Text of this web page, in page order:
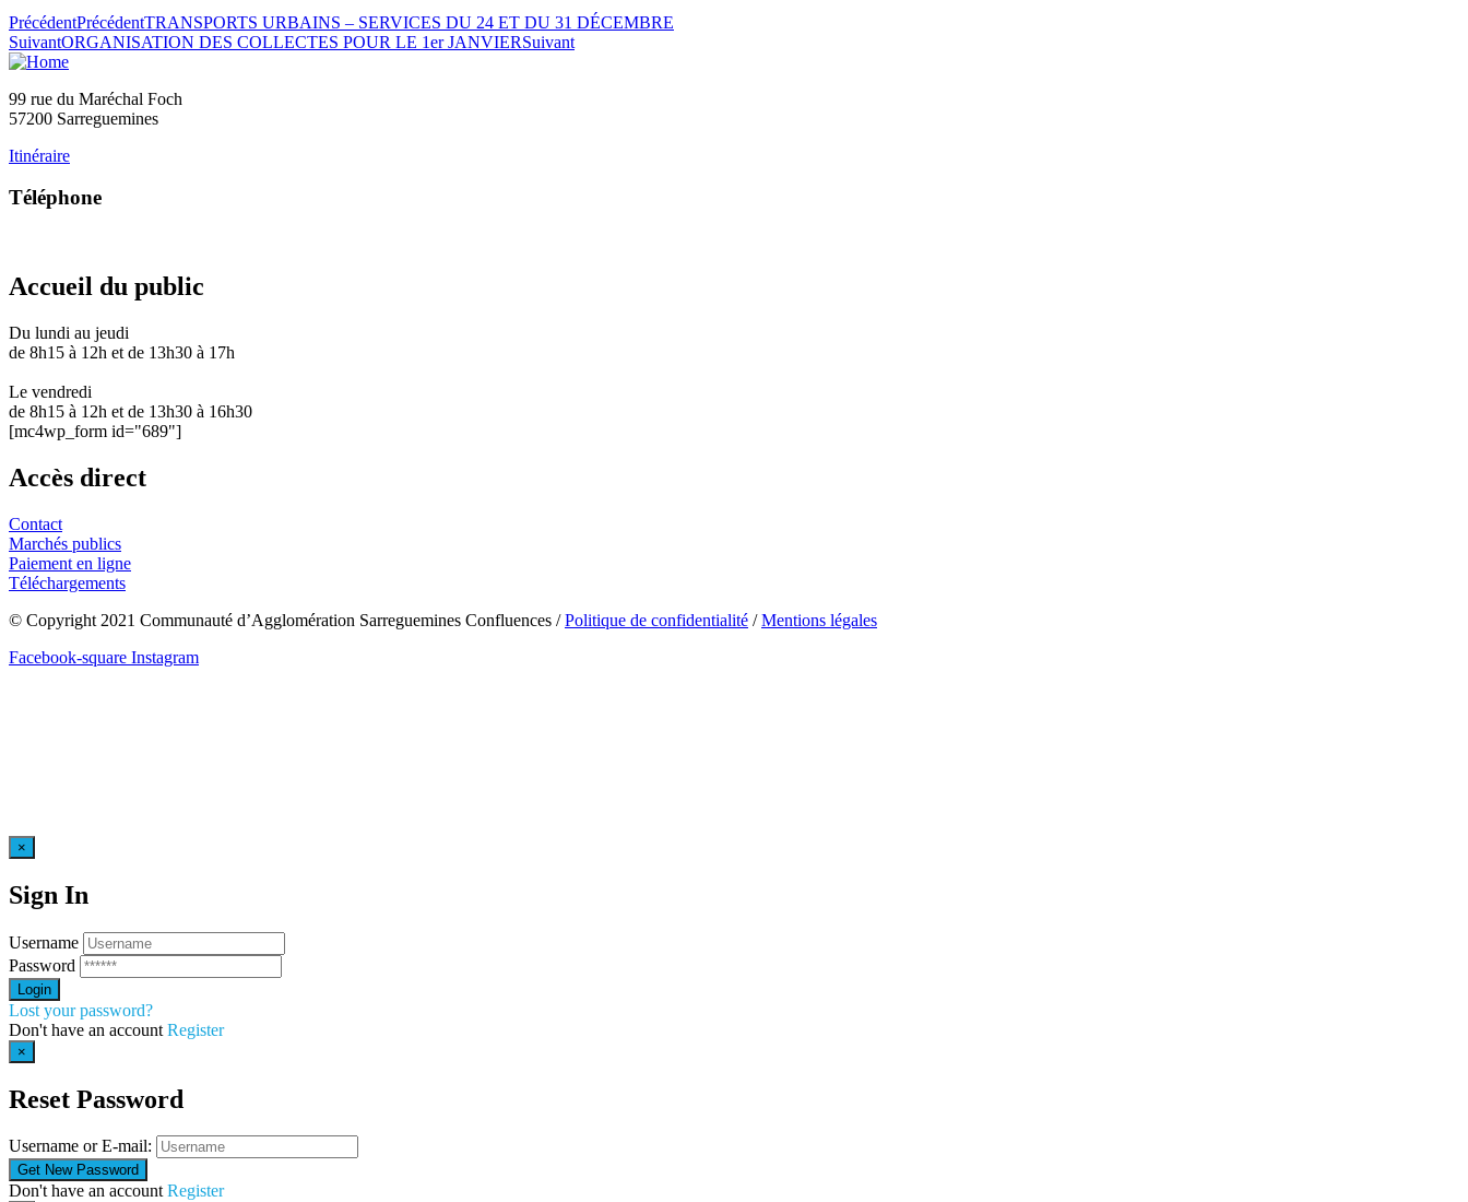
PrécédentPrécédentTRANSPORTS URBAINS – SERVICES DU 24 ET DU 31 DÉCEMBRE
SuivantORGANISATION DES COLLECTES POUR LE 1er JANVIERSuivant
99 rue du Maréchal Foch
57200 Sarreguemines
Itinéraire
Téléphone
Accueil du public
Du lundi au jeudi
de 8h15 à 12h et de 13h30 à 17h
Le vendredi
de 8h15 à 12h et de 13h30 à 16h30
[mc4wp_form id="689"]
Accès direct
Contact
Marchés publics
Paiement en ligne
Téléchargements
© Copyright 2021 Communauté d’Agglomération Sarreguemines Confluences /Politique de confidentialité /Mentions légales
Facebook-square Instagram
×
Sign In
Username
Password
Lost your password?
Don't have an account Register
×
Reset Password
Username or E-mail:
Don't have an accountRegister